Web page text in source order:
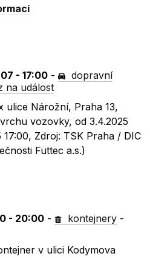
- 17:00 -
dopravní
na událost
ulice Nárožní, Praha 13,
vozovky, od 3.4.2025
17:00, Zdroj: TSK Praha / DIC
Futtec a.s.)
- 20:00 - kontejnery -
v ulici Kodymova